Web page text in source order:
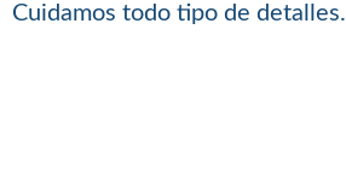
Cuidamos todo tipo de detalles.